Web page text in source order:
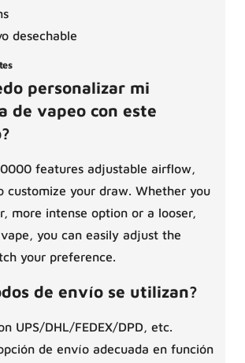
desechable
personalizar mi
de vapeo con este
features adjustable airflow,
customize your draw. Whether you
more intense option or a looser,
you can easily adjust the
your preference.
de envío se utilizan?
UPS/DHL/FEDEX/DPD, etc.
de envío adecuada en función